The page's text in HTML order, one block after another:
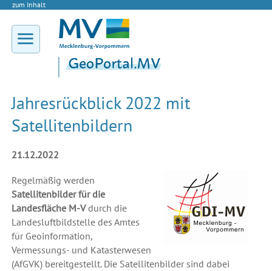
zum Inhalt
Jahresrückblick 2022 mit
Satellitenbildern
21.12.2022
Regelmäßig werden
Satellitenbilder für die
Landesfläche M-Vdurch die
Landesluftbildstelle des Amtes
für Geoinformation,
Vermessungs- und Katasterwesen
(AfGVK) bereitgestellt. Die Satellitenbilder sind dabei